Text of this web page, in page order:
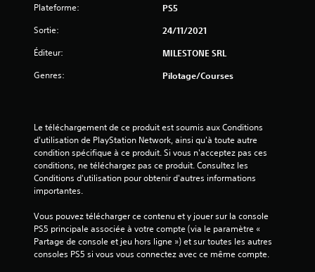
Plateforme: PS5
Sortie: 24/11/2021
Éditeur: MILESTONE SRL
Genres: Pilotage/Courses
Le téléchargement de ce produit est soumis aux Conditions
d'utilisation de PlayStation Network, ainsi qu'à toute autre
condition spécifique à ce produit. Si vous n'acceptez pas ces
conditions, ne téléchargez pas ce produit. Consultez les
Conditions d'utilisation pour obtenir d'autres informations
importantes.
Vous pouvez télécharger ce contenu et y jouer sur la console
PS5 principale associée à votre compte (via le paramètre «
Partage de console et jeu hors ligne ») et sur toutes les autres
consoles PS5 si vous vous connectez avec ce même compte.